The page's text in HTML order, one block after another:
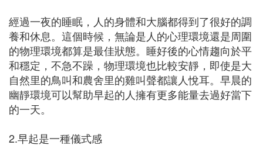
經過一夜的睡眠，人的身體和大腦都得到了很好的調
養和休息。這個時候，無論是人的心理環境還是周圍
的物理環境都算是最佳狀態。睡好後的心情趨向於平
和穩定，不急不躁，物理環境也比較安靜，即使是大
自然里的鳥叫和農舍里的雞叫聲都讓人悅耳。早晨的
幽靜環境可以幫助早起的人擁有更多能量去過好當下
的一天。
2.早起是一種儀式感